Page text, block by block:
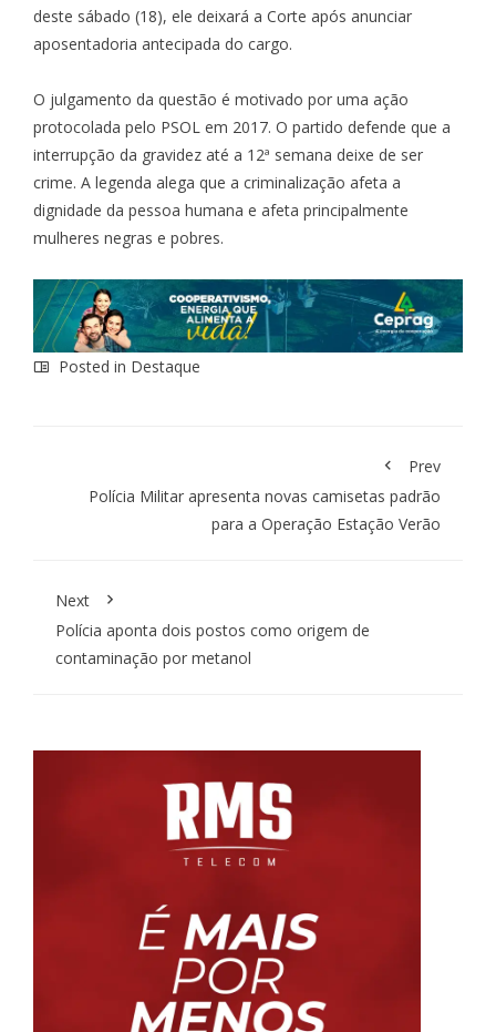
deste sábado (18), ele deixará a Corte após anunciar
aposentadoria antecipada do cargo.
O julgamento da questão é motivado por uma ação
protocolada pelo PSOL em 2017. O partido defende que a
interrupção da gravidez até a 12ª semana deixe de ser
crime. A legenda alega que a criminalização afeta a
dignidade da pessoa humana e afeta principalmente
mulheres negras e pobres.
Posted in Destaque
Prev
Polícia Militar apresenta novas camisetas padrão
para a Operação Estação Verão
Next
Polícia aponta dois postos como origem de
contaminação por metanol